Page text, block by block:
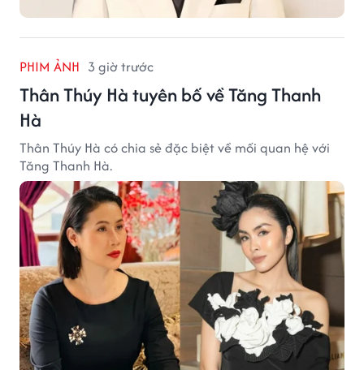
PHIM ẢNH 3 giờ trước
Thân Thúy Hà tuyên bố về Tăng Thanh
Hà
Thân Thúy Hà có chia sẻ đặc biệt về mối quan hệ với
Tăng Thanh Hà.